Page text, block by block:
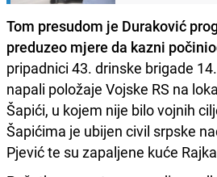
Tom presudom je Duraković
preduzeo mjere da kazni
pripadnici 43. drinske brigade
napali položaje Vojske RS na
Šapići, u kojem nije bilo vojnih
Šapićima je ubijen civil srpske
Pjević te su zapaljene kuće